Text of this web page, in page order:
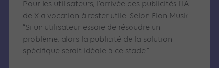
Pour les utilisateurs, l’arrivée des publicités l’IA
de X a vocation à rester utile. Selon Elon Musk
“Si un utilisateur essaie de résoudre un
problème, alors la publicité de la solution
spécifique serait idéale à ce stade.”